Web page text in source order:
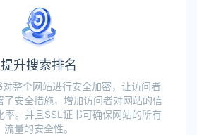
提升搜索排名
整个网站进行安全加密，让访问者
了安全措施，增加访问者对网站的信
率。并且SSL证书可确保网站的所有
流量的安全性。